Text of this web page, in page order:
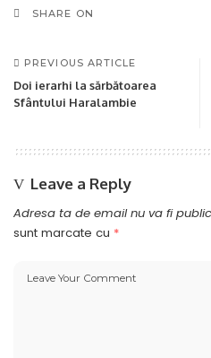
SHARE ON
PREVIOUS ARTICLE
Doi ierarhi la sărbătoarea
Sfântului Haralambie
Leave a Reply
Adresa ta de email nu va fi
sunt marcate cu *